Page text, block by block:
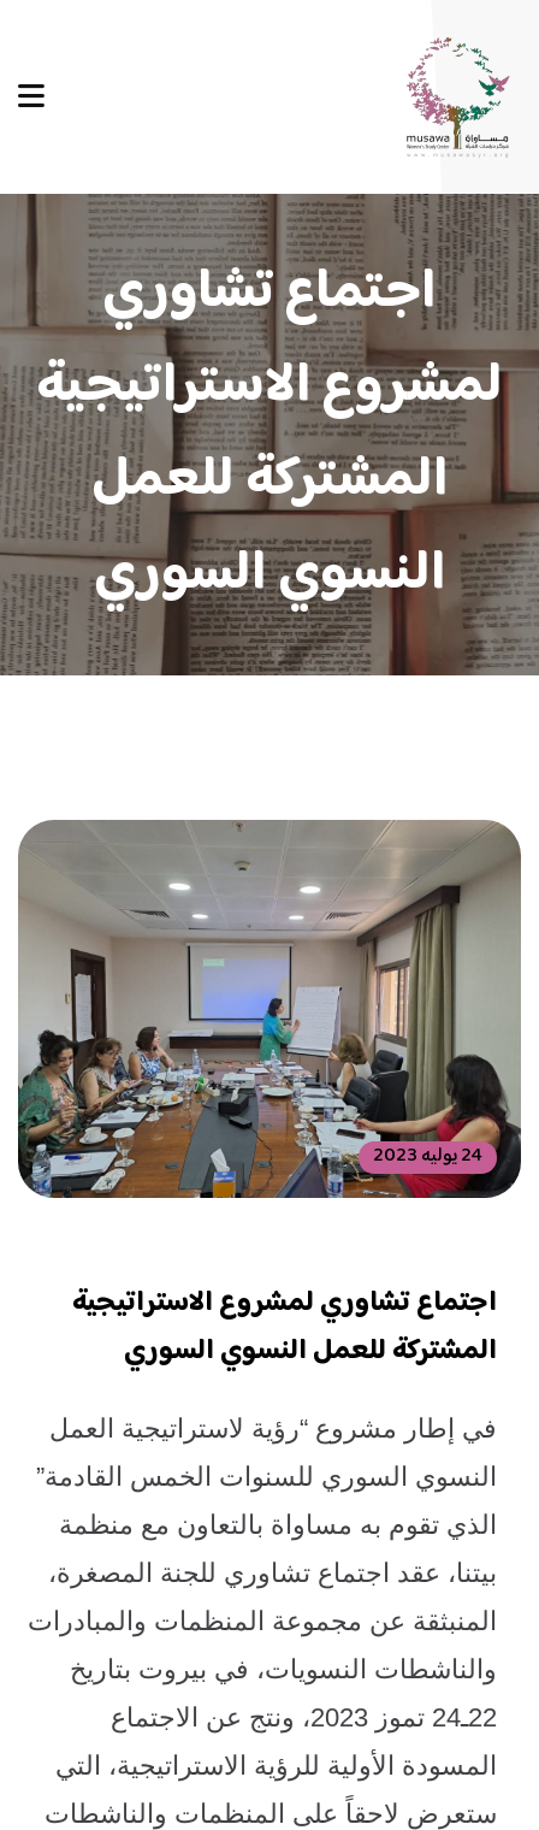
اجتماع تشاوري
لمشروع الاستراتيجية
المشتركة للعمل
النسوي السوري
24 يوليه 2023
اجتماع تشاوري لمشروع الاستراتيجية
المشتركة للعمل النسوي السوري
في إطار مشروع “رؤية لاستراتيجية العمل
النسوي السوري للسنوات الخمس القادمة”
الذي تقوم به مساواة بالتعاون مع منظمة
بيتنا، عقد اجتماع تشاوري للجنة المصغرة،
المنبثقة عن مجموعة المنظمات والمبادرات
والناشطات النسويات، في بيروت بتاريخ
22ـ24 تموز 2023، ونتج عن الاجتماع
المسودة الأولية للرؤية الاستراتيجية، التي
ستعرض لاحقاً على المنظمات والناشطات